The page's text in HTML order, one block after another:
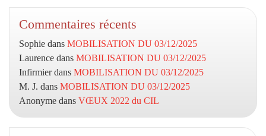
Commentaires récents
Sophie dans MOBILISATION DU 03/12/2025
Laurence dans MOBILISATION DU 03/12/2025
Infirmierdans MOBILISATION DU 03/12/2025
M. J. dans MOBILISATION DU 03/12/2025
Anonyme dans VŒUX 2022 du CIL